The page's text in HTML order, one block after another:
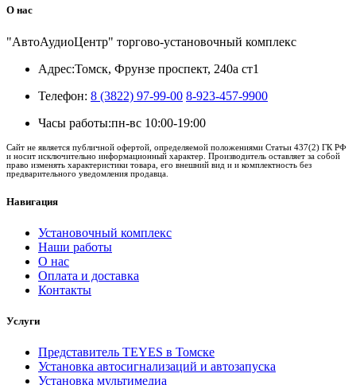
О нас
"АвтоАудиоЦентр" торгово-установочный комплекс
Адрес:Томск, Фрунзе проспект, 240а ст1
Телефон: 8 (3822) 97-99-00 8-923-457-9900
Часы работы:пн-вс 10:00-19:00
Сайт не является публичной офертой, определяемой положениями Статьи 437(2) ГК РФ
и носит исключительно информационный характер. Производитель оставляет за собой
право изменять характеристики товара, его внешний вид и и комплектность без
предварительного уведомления продавца.
Навигация
Установочный комплекс
Наши работы
О нас
Оплата и доставка
Контакты
Услуги
Представитель TEYES в Томске
Установка автосигнализаций и автозапуска
Установка мультимедиа